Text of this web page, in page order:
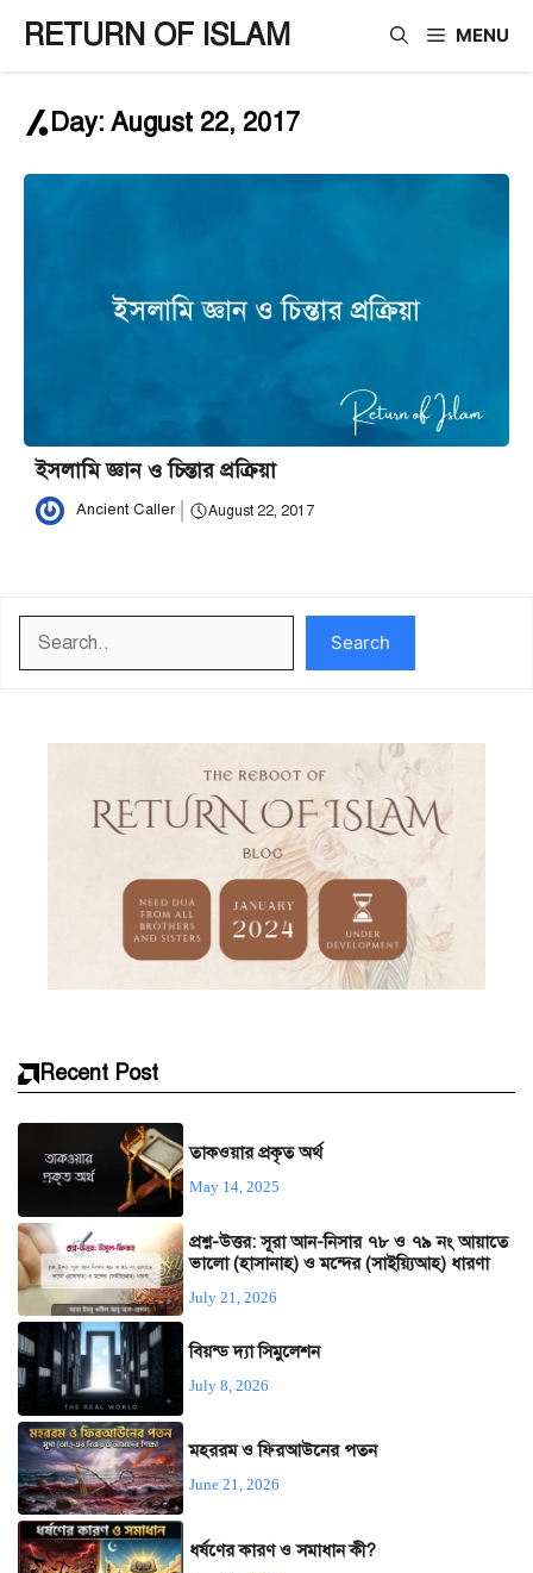
content
RETURN OF ISLAM MENU
Day: August 22, 2017
ইসলামি জ্ঞান ও চিন্তার প্রক্রিয়া
Ancient Caller August 22, 2017
Search
Search
Recent Post
তাকওয়ার প্রকৃত অর্থ
May 14, 2025
প্রশ্ন-উত্তর: সূরা আন-নিসার ৭৮ ও ৭৯ নং আয়াতে
ভালো (হাসানাহ) ও মন্দের (সাইয়্যিআহ) ধারণা
July 21, 2026
বিয়ন্ড দ্যা সিমুলেশন
July 8, 2026
মহররম ও ফিরআউনের পতন
June 21, 2026
ধর্ষণের কারণ ও সমাধান কী?